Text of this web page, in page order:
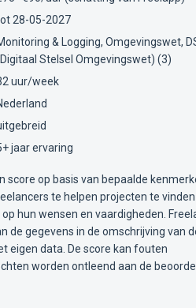
28-05-2027
& Logging, Omgevingswet,
Stelsel Omgevingswet) (3)
uur/week
jaar ervaring
score op basis van bepaalde
te helpen projecten te
hun wensen en vaardigheden.
de gegevens in de omschrijving van
eigen data. De score kan fouten
worden ontleend aan de